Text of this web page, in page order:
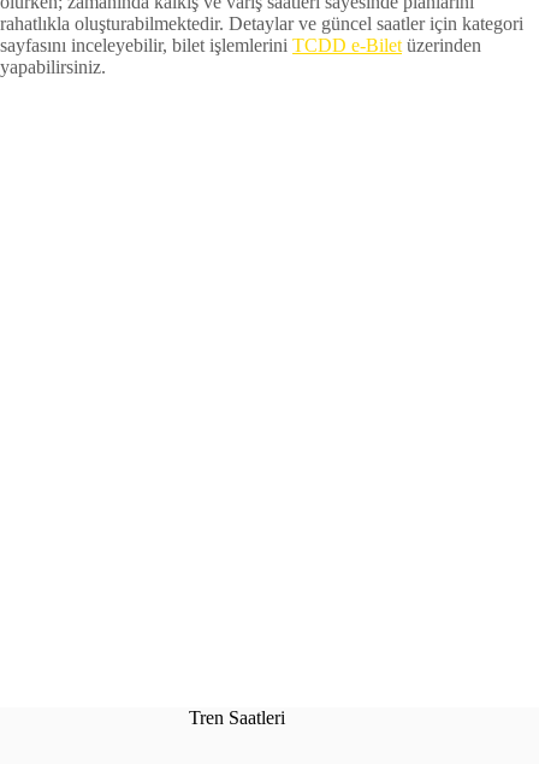
rahatlıkla oluşturabilmektedir. Detaylar ve güncel saatler için kategori
sayfasını inceleyebilir, bilet işlemlerini TCDD e-Bilet üzerinden
yapabilirsiniz.
Tren Saatleri